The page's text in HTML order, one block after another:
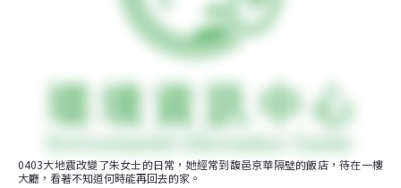
0403大地震改變了朱女士的日常，她經常到馥邑京華隔壁的飯店，待在一樓
大廳，看著不知道何時能再回去的家。